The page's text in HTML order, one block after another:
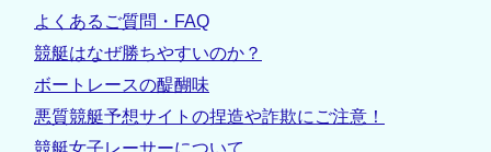
よくあるご質問・FAQ
競艇はなぜ勝ちやすいのか？
ボートレースの醍醐味
悪質競艇予想サイトの捏造や詐欺にご注意！
競艇女子レーサーについて